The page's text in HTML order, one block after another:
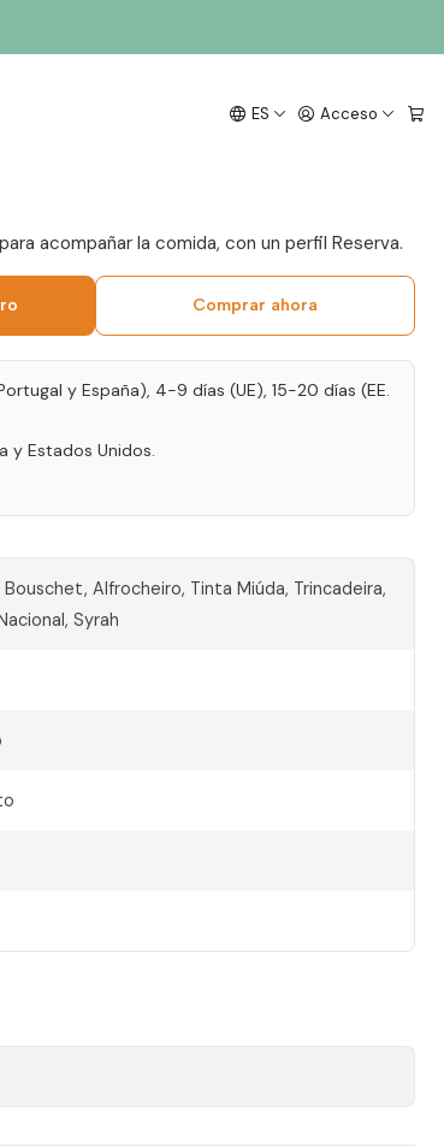
ES Acceso
Reserva 2022
acompañar la comida, con un perfil Reserva.
Comprar ahora
y España), 4-9 días (UE), 15-20 días (EE.
y Estados Unidos.
Alfrocheiro, Tinta Miúda, Trincadeira,
Syrah